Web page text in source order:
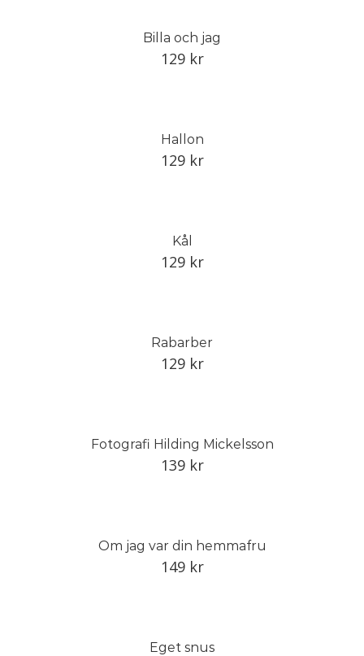
Billa och jag
129 kr
Hallon
129 kr
Kål
129 kr
Rabarber
129 kr
Fotografi Hilding Mickelsson
139 kr
Om jag var din hemmafru
149 kr
Eget snus